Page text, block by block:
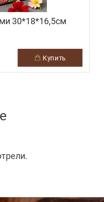
30*18*16,5см
купить